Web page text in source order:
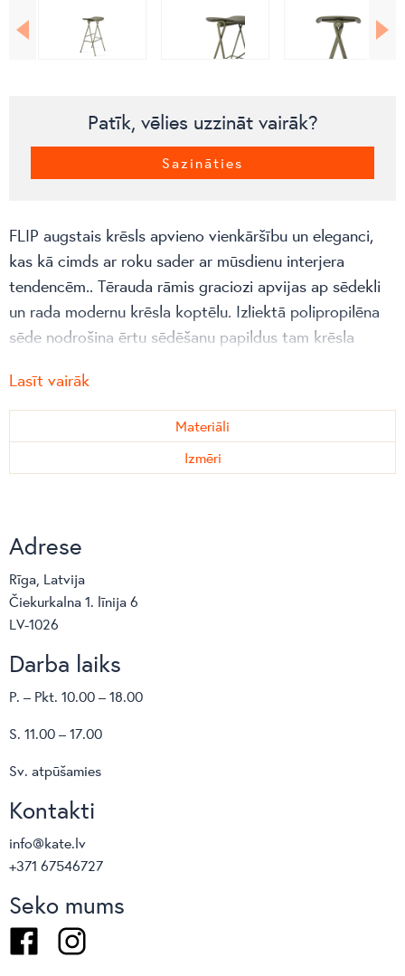
Patīk, vēlies uzzināt vairāk?
Sazināties
FLIP augstais krēsls apvieno vienkāršību un eleganci,
kas kā cimds ar roku sader ar mūsdienu interjera
tendencēm.. Tērauda rāmis graciozi apvijas ap sēdekli
un rada modernu krēsla koptēlu. Izliektā polipropilēna
sēde nodrošina ērtu sēdēšanu papildus tam krēsla
gan kontrastējošas, gan “tonis tonī” kombinācijas.
FLIP krēsla dizains ir daudzpusīgs un lieliski iederas gan
bāros un kafejnīcās, gan mājās, birojos vai kopstrādes
telpās.
Bāra 750 mm
Virtuves 650 mm
Abu krēslu konfigurācijas iespējas var apskatīt ražotāja
Lasīt vairāk
Materiāli
Izmēri
Adrese
Rīga, Latvija
Čiekurkalna 1. līnija 6
LV-1026
Darba laiks
P. – Pkt. 10.00 – 18.00
S. 11.00 – 17.00
Sv. atpūšamies
Kontakti
info@kate.lv
+371 67546727
Seko mums
FacebookInstagram